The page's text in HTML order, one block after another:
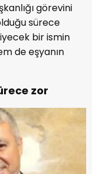
görevini
sürece
bir ismin
de eşyanın
zor